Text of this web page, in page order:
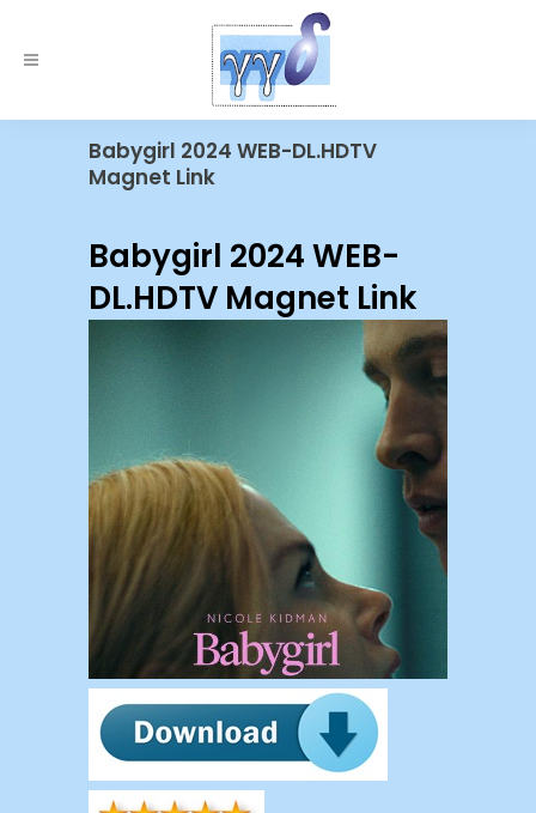
Babygirl 2024 WEB-DL.HDTV
Magnet Link
Babygirl 2024 WEB-
DL.HDTV Magnet Link